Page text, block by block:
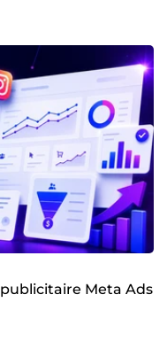
Meta Ads